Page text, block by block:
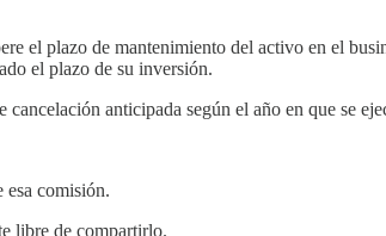
el plazo de mantenimiento del activo en el
el plazo de su inversión.
anticipada según el año en que se
comisión.
libre de compartirlo.